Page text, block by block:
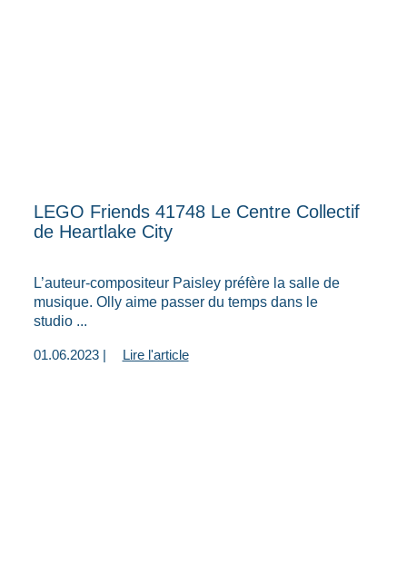
LEGO Friends 41748 Le Centre Collectif
de Heartlake City
L’auteur-compositeur Paisley préfère la salle de
musique. Olly aime passer du temps dans le
studio ...
01.06.2023 | Lire l'article